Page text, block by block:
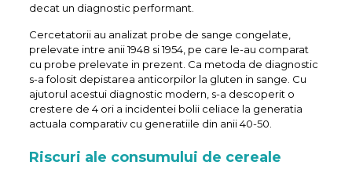
decat un diagnostic performant.
Cercetatorii au analizat probe de sange congelate,
prelevate intre anii 1948 si 1954, pe care le-au comparat
cu probe prelevate in prezent. Ca metoda de diagnostic
s-a folosit depistarea anticorpilor la gluten in sange. Cu
ajutorul acestui diagnostic modern, s-a descoperit o
crestere de 4 ori a incidentei bolii celiace la generatia
actuala comparativ cu generatiile din anii 40-50.
Riscuri ale consumului de cereale